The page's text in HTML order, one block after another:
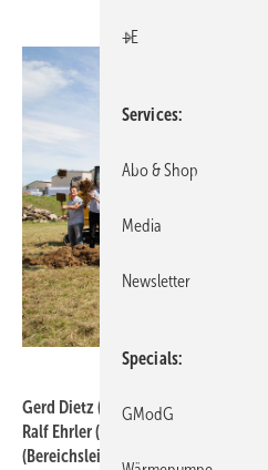
Gerd Dietz (Bereichsleiter
Ralf Ehrler (Architekt Baugruppe
(Bereichsleiter Betrieb / Projektleiter
+E
Services
Abo & Shop
Media
Newsletter
Specials
GModG